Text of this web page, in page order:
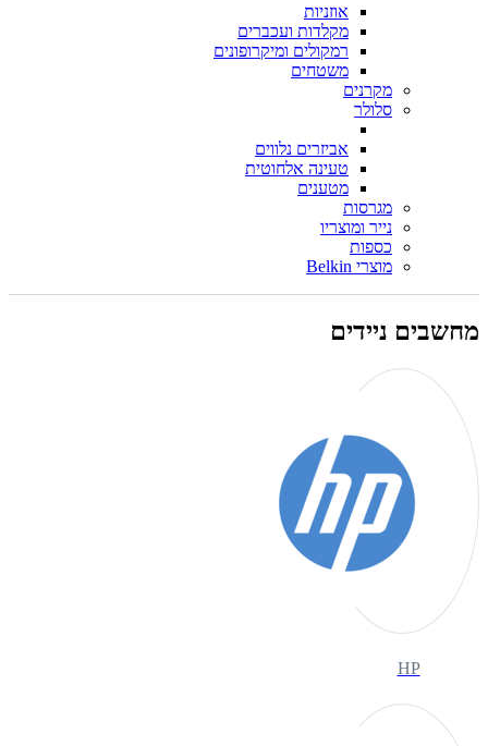
אוזניות
מקלדות ועכברים
רמקולים ומיקרופונים
משטחים
מקרנים
סלולר
אביזרים נלווים
טעינה אלחוטית
מטענים
מגרסות
נייר ומוצריו
כספות
מוצרי Belkin
מחשבים ניידים
HP